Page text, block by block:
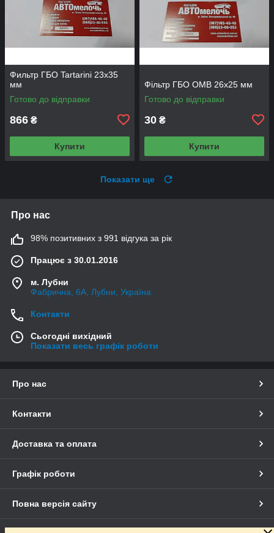
Фильтр ГБО Tartarini 23х35
мм
Готово до відправки
866 ₴
Купити
Фільтр ГБО OMB 26х25 мм
Готово до відправки
30 ₴
Купити
Показати ще
Про нас
98% позитивних з 991 відгука за рік
Працює з 30.01.2016
м. Лубни
Фабрична, 6А, Лубни, Україна
Контакти
Сьогодні вихідний
Показати весь графік роботи
Про нас
Контакти
Доставка та оплата
Графік роботи
Повна версія сайту